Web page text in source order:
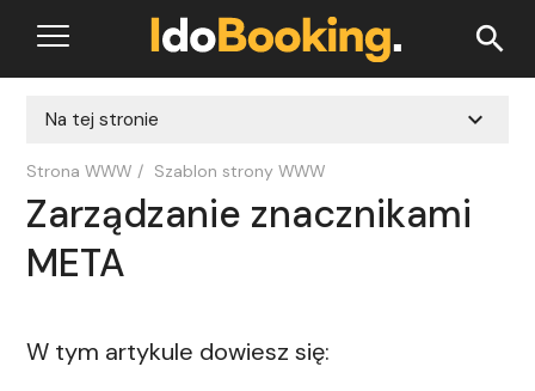
search
Na tej stronie expand_more
Strona WWW / Szablon strony WWW
Zarządzanie znacznikami
META
W tym artykule dowiesz się: